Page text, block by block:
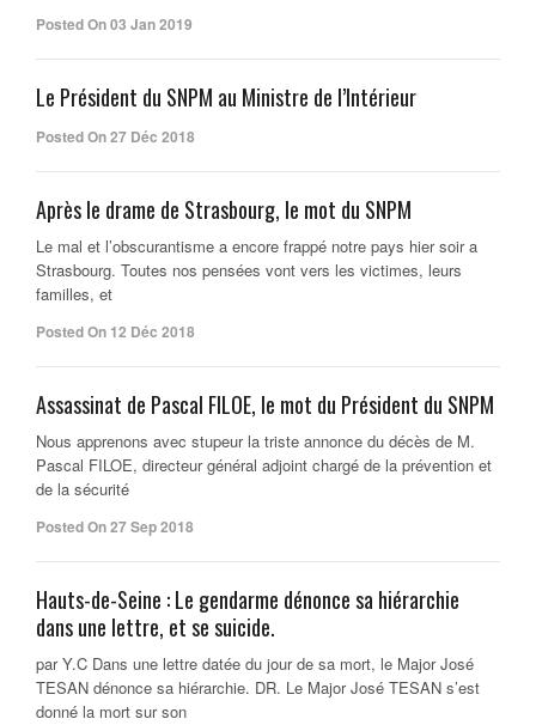
Posted On 03 Jan 2019
Le Président du SNPM au Ministre de l’Intérieur
Posted On 27 Déc 2018
Après le drame de Strasbourg, le mot du SNPM
Le mal et l’obscurantisme a encore frappé notre pays hier soir a
Strasbourg. Toutes nos pensées vont vers les victimes, leurs
familles, et
Posted On 12 Déc 2018
Assassinat de Pascal FILOE, le mot du Président du SNPM
Nous apprenons avec stupeur la triste annonce du décès de M.
Pascal FILOE, directeur général adjoint chargé de la prévention et
de la sécurité
Posted On 27 Sep 2018
Hauts-de-Seine : Le gendarme dénonce sa hiérarchie
dans une lettre, et se suicide.
par Y.C Dans une lettre datée du jour de sa mort, le Major José
TESAN dénonce sa hiérarchie. DR. Le Major José TESAN s’est
donné la mort sur son